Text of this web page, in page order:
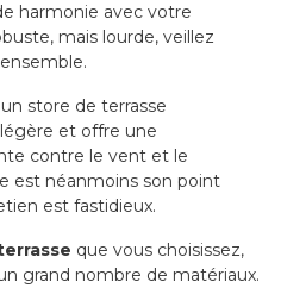
harmonie avec votre
mais lourde, veillez
un store de terrasse
et offre une
contre le vent et le
est néanmoins son point
est fastidieux.
que vous choisissez,
grand nombre de matériaux.